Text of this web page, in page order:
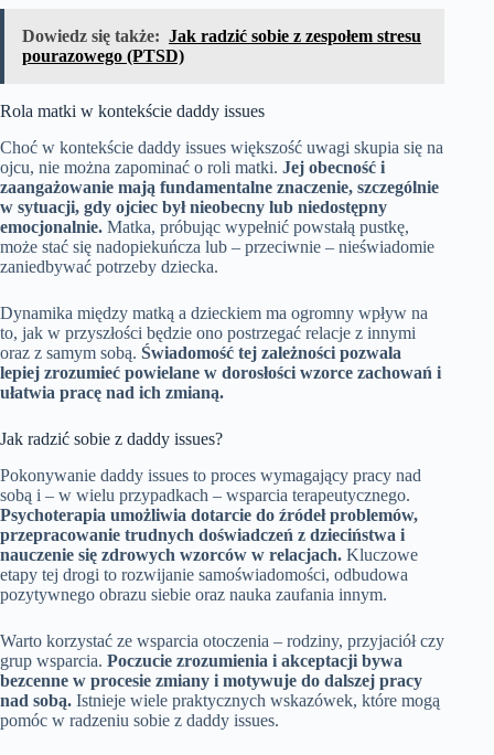
Dowiedz się także: Jak radzić sobie z zespołem stresu
pourazowego (PTSD)
Rola matki w kontekście daddy issues
Choć w kontekście daddy issues większość uwagi skupia się na
ojcu, nie można zapominać o roli matki. Jej obecność i
zaangażowanie mają fundamentalne znaczenie, szczególnie
w sytuacji, gdy ojciec był nieobecny lub niedostępny
emocjonalnie. Matka, próbując wypełnić powstałą pustkę,
może stać się nadopiekuńcza lub – przeciwnie – nieświadomie
zaniedbywać potrzeby dziecka.
Dynamika między matką a dzieckiem ma ogromny wpływ na
to, jak w przyszłości będzie ono postrzegać relacje z innymi
oraz z samym sobą. Świadomość tej zależności pozwala
lepiej zrozumieć powielane w dorosłości wzorce zachowań i
ułatwia pracę nad ich zmianą.
Jak radzić sobie z daddy issues?
Pokonywanie daddy issues to proces wymagający pracy nad
sobą i – w wielu przypadkach – wsparcia terapeutycznego.
Psychoterapia umożliwia dotarcie do źródeł problemów,
przepracowanie trudnych doświadczeń z dzieciństwa i
nauczenie się zdrowych wzorców w relacjach. Kluczowe
etapy tej drogi to rozwijanie samoświadomości, odbudowa
pozytywnego obrazu siebie oraz nauka zaufania innym.
Warto korzystać ze wsparcia otoczenia – rodziny, przyjaciół czy
grup wsparcia. Poczucie zrozumienia i akceptacji bywa
bezcenne w procesie zmiany i motywuje do dalszej pracy
nad sobą. Istnieje wiele praktycznych wskazówek, które mogą
pomóc w radzeniu sobie z daddy issues.